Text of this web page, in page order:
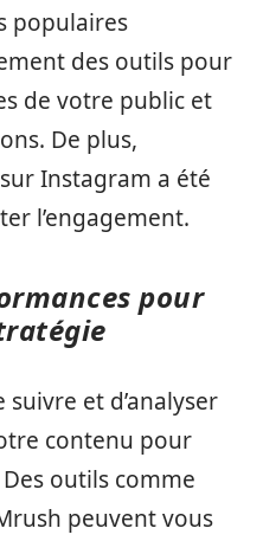
populaires
des outils pour
de votre public et
De plus,
Instagram a été
l’engagement.
pour
et d’analyser
contenu pour
outils comme
peuvent vous